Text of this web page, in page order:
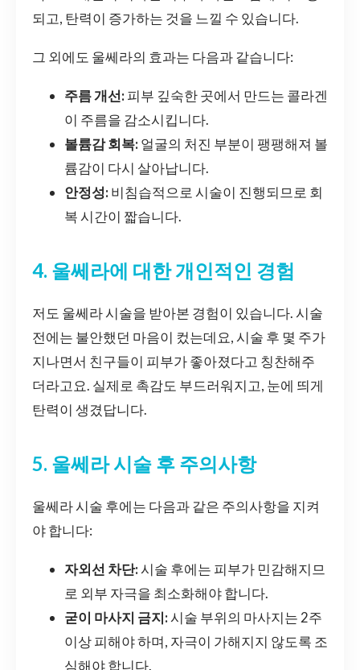
되고, 탄력이 증가하는 것을 느낄 수 있습니다.
그 외에도 울쎄라의 효과는 다음과 같습니다:
주름 개선: 피부 깊숙한 곳에서 만드는 콜라겐
이 주름을 감소시킵니다.
볼륨감 회복: 얼굴의 처진 부분이 팽팽해져 볼
륨감이 다시 살아납니다.
안정성: 비침습적으로 시술이 진행되므로 회
복 시간이 짧습니다.
4. 울쎄라에 대한 개인적인 경험
저도 울쎄라 시술을 받아본 경험이 있습니다. 시술
전에는 불안했던 마음이 컸는데요, 시술 후 몇 주가
지나면서 친구들이 피부가 좋아졌다고 칭찬해주
더라고요. 실제로 촉감도 부드러워지고, 눈에 띄게
탄력이 생겼답니다.
5. 울쎄라 시술 후 주의사항
울쎄라 시술 후에는 다음과 같은 주의사항을 지켜
야 합니다:
자외선 차단:시술 후에는 피부가 민감해지므
로 외부 자극을 최소화해야 합니다.
굳이 마사지 금지:시술 부위의 마사지는 2주
이상 피해야 하며, 자극이 가해지지 않도록 조
심해야 합니다.